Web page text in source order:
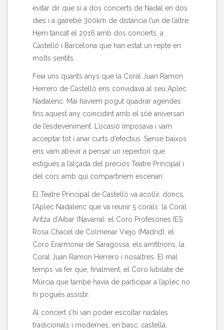
evitar dir que sí a dos concerts de Nadal en dos
dies i a gairebé 300km de distància l’un de l’altre.
Hem tancat el 2016 amb dos concerts, a
Castelló i Barcelona que han estat un repte en
molts sentits.
Feia uns quants anys que la Coral Juan Ramon
Herrero de Castelló ens convidava al seu Aplec
Nadalenc. Mai haviem pogut quadrar agendes
fins aquest any coincidint amb el 10è aniversari
de l’esdeveniment. L’ocasió imposava i vam
acceptar tot i anar curts d’efectius. Sense baixos
ens vam atrevir a pensar un repertori que
estigués a l’alçada del preciós Teatre Principal i
del cors amb qui compartiriem escenari.
El Teatre Principal de Castelló va acollir, doncs,
l’Aplec Nadalenc que va reunir 5 corals: la Coral
Aritza d’Aibar (Navarra), el Coro Profesones IES
Rosa Chacel de Colmenar Viejo (Madrid), el
Coro Erarmonia de Saragossa, els amfitrions, la
Coral Juan Ramon Herrero i nosaltres. El mal
temps va fer que, finalment, el Coro Iubilate de
Múrcia que també havia de participar a l’aplec no
hi pogués assistir.
Al concert s’hi van poder escoltar nadales
tradicionals i modernes, en basc, castellà,